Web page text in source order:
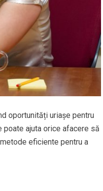
oportunități uriașe pentru
poate ajuta orice afacere să
eficiente pentru a